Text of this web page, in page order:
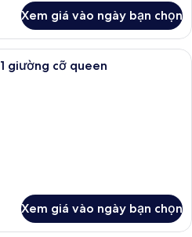
Xem giá vào ngày bạn chọn
Phòng phong cách cổ điển, 1
giường cỡ queen
Xem giá vào ngày bạn chọn